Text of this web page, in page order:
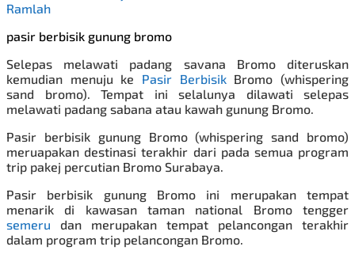
pasir berbisik gunung bromo
Selepas melawati padang savana Bromo diteruskan
kemudian menuju ke
Pasir Berbisik Bromo (whispering
sand bromo).
Tempat ini selalunya dilawati selepas
melawati padang sabana atau kawah gunung Bromo.
Pasir berbisik gunung Bromo (whispering sand bromo)
meruapakan destinasi terakhir dari pada semua program
trip pakej percutian Bromo Surabaya.
Pasir berbisik gunung Bromo ini merupakan tempat
menarik di kawasan taman national Bromo tengger
semeru
dan merupakan tempat pelancongan terakhir
dalam program trip pelancongan Bromo.